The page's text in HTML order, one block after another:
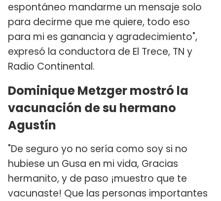
espontáneo mandarme un mensaje solo
para decirme que me quiere, todo eso
para mi es ganancia y agradecimiento",
expresó la conductora de El Trece, TN y
Radio Continental.
Dominique Metzger mostró la
vacunación de su hermano
Agustín
"De seguro yo no sería como soy si no
hubiese un Gusa en mi vida, Gracias
hermanito, y de paso ¡muestro que te
vacunaste! Que las personas importantes